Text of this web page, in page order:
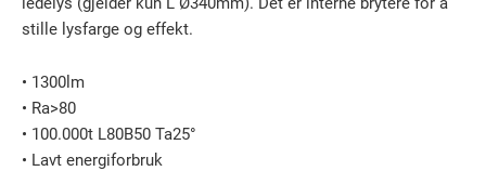
stille lysfarge og effekt.
• 1300lm
• Ra>80
• 100.000t L80B50 Ta25°
• Lavt energiforbruk